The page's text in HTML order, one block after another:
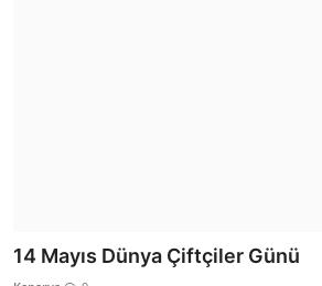
14 Mayıs Dünya Çiftçiler Günü